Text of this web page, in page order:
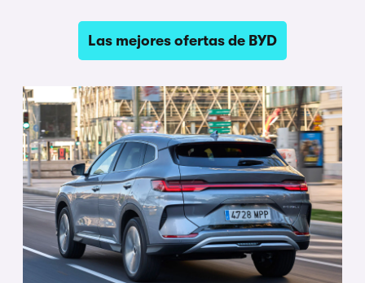
Las mejores ofertas de BYD